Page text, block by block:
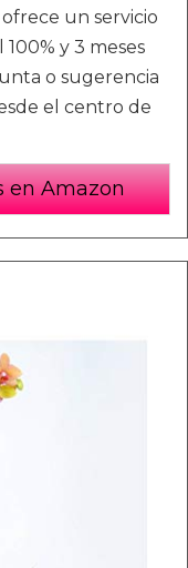
ofrece un servicio
y 3 meses
o sugerencia
el centro de
en Amazon